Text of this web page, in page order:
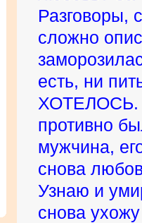
Разговоры,
сложно
есть, ни
ХОТЕЛОСЬ.
противно
мужчина,
снова
Узнаю и
снова